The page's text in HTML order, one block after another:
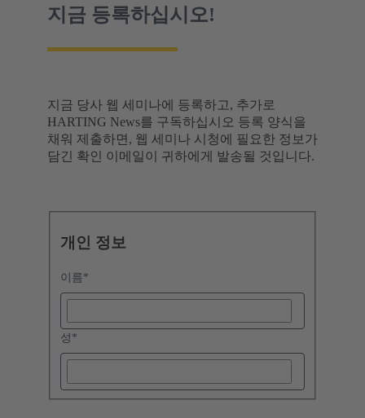
지금 등록하십시오!
지금 당사 웹 세미나에 등록하고, 추가로
HARTING News를 구독하십시오 등록 양식을
채워 제출하면, 웹 세미나 시청에 필요한 정보가
담긴 확인 이메일이 귀하에게 발송될 것입니다.
개인 정보
이름*
성 *